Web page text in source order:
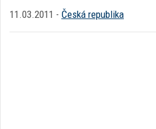
11.03.2011 - Česká republika